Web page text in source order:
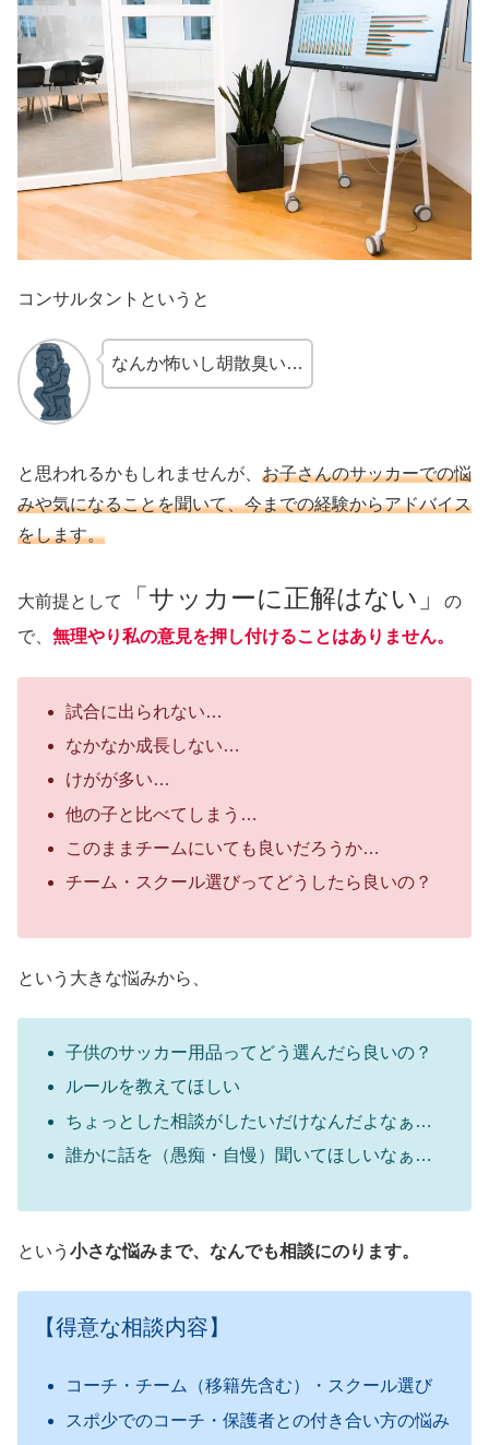
コンサルタントというと
なんか怖いし胡散臭い…
と思われるかもしれませんが、 お子さんのサッカーでの悩
みや気になることを聞いて、今までの経験からアドバイス
をします。
大前提として 「サッカーに正解はない」
の
で、 無理やり私の意見を押し付けることはありません。
試合に出られない…
なかなか成長しない…
けがが多い…
他の子と比べてしまう…
このままチームにいても良いだろうか…
チーム・スクール選びってどうしたら良いの？
という大きな悩みから、
子供のサッカー用品ってどう選んだら良いの？
ルールを教えてほしい
ちょっとした相談がしたいだけなんだよなぁ…
誰かに話を（愚痴・自慢）聞いてほしいなぁ…
という 小さな悩みまで、なんでも相談にのります。
【得意な相談内容】
コーチ・チーム（移籍先含む）・スクール選び
スポ少でのコーチ・保護者との付き合い方の悩み